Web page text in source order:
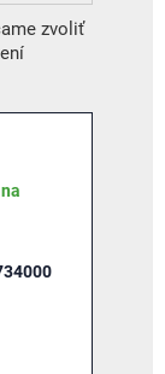
zvoliť